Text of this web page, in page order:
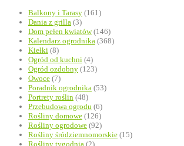
Balkony i Tarasy (161)
Dania z grilla (3)
Dom pełen kwiatów(146)
Kalendarz ogrodnika (368)
Kiełki (8)
Ogród od kuchni (4)
Ogród ozdobny (123)
Owoce (7)
Poradnik ogrodnika (53)
Portrety roślin (48)
Przebudowa ogrodu (6)
Rośliny domowe (126)
Rośliny ogrodowe (92)
Rośliny śródziemnomorskie (15)
Rośliny tygodnia (2)